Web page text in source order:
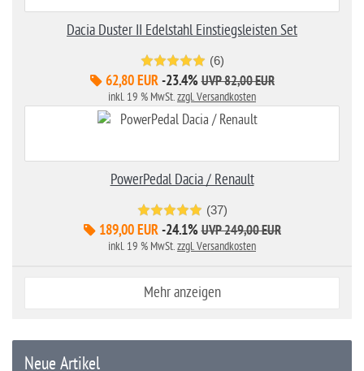
Dacia Duster II Edelstahl Einstiegsleisten Set
(6)
62,80 EUR -23.4% UVP 82,00 EUR
inkl. 19 % MwSt.zzgl. Versandkosten
PowerPedal Dacia / Renault
(37)
189,00 EUR -24.1% UVP 249,00 EUR
inkl. 19 % MwSt.zzgl. Versandkosten
Mehr anzeigen
Neue Artikel